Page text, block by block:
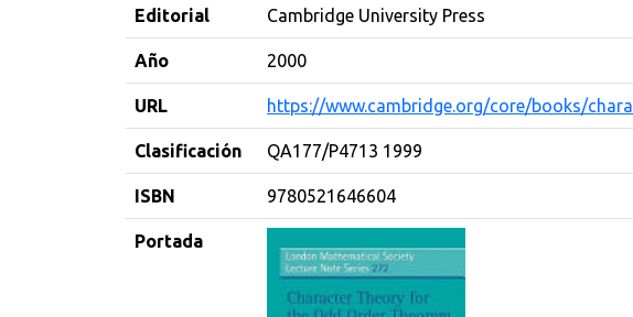
Editorial Cambridge University Press
Año 2000
URL https://www.cambridge.org/core/books/
Clasificación QA177/P4713 1999
ISBN 9780521646604
Portada